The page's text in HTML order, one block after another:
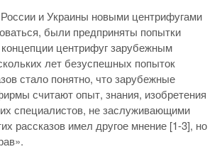
и Украины новыми центрифугами
были предприняты попытки
центрифуг зарубежным
лет безуспешных попыток
стало понятно, что зарубежные
считают опыт, знания, изобретения
специалистов, не заслуживающими
рассказов имел другое мнение [1-3], но